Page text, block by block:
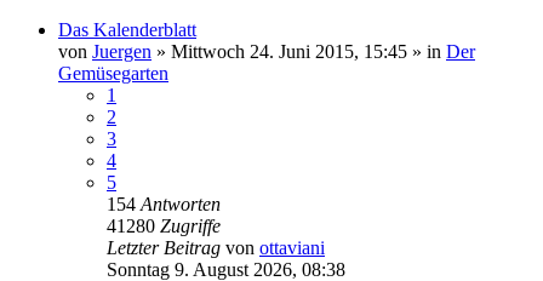
Das Kalenderblatt
von Juergen » Mittwoch 24. Juni 2015, 15:45 » in Der
Gemüsegarten
1
2
3
4
5
154 Antworten
41280 Zugriffe
Letzter Beitrag von ottaviani
Sonntag 9. August 2026, 08:38